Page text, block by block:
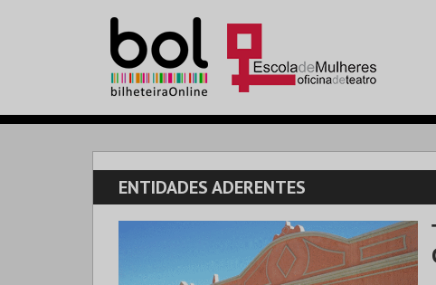
ENTIDADES ADERENTES